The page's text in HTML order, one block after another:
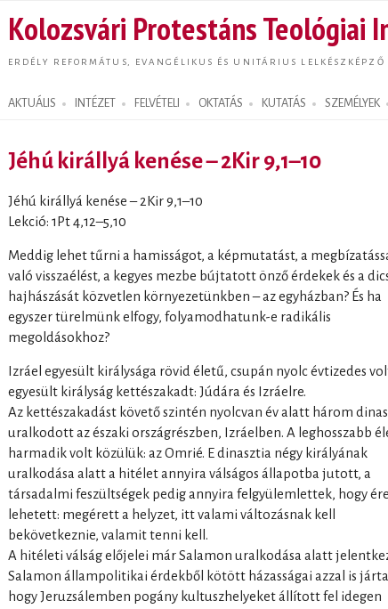
Kolozsvári Protestáns Teológiai
ERDÉLY REFORMÁTUS, EVANGÉLIKUS ÉS UNITÁRIUS LELKÉSZKÉPZŐ
AKTUÁLIS INTÉZET FELVÉTELI OKTATÁS KUTATÁS SZEMÉLYEK
Search form
Jéhú királlyá kenése – 2Kir 9,1–10
Jéhú királlyá kenése – 2Kir 9,1–10
Lekció: 1Pt 4,12–5,10
Meddig lehet tűrni a hamisságot, a képmutatást, a
való visszaélést, a kegyes mezbe bújtatott önző érdekek és a
hajhászását közvetlen környezetünkben – az egyházban? És ha
egyszer türelmünk elfogy, folyamodhatunk-e radikális
megoldásokhoz?
Izráel egyesült királysága rövid életű, csupán nyolc évtizedes
egyesült királyság kettészakadt: Júdára és Izráelre.
Az kettészakadást követő szintén nyolcvan év alatt három
uralkodott az északi országrészben, Izráelben. A leghosszabb
harmadik volt közülük: az Omrié. E dinasztia négy királyának
uralkodása alatt a hitélet annyira válságos állapotba jutott, a
társadalmi feszültségek pedig annyira felgyülemlettek, hogy
lehetett: megérett a helyzet, itt valami változásnak kell
bekövetkeznie, valamit tenni kell.
A hitéleti válság előjelei már Salamon uralkodása alatt
Salamon állampolitikai érdekből kötött házasságai azzal is
hogy Jeruzsálemben pogány kultuszhelyeket állított fel idegen